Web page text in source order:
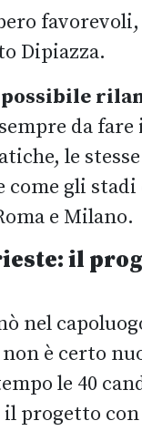
Dipiazza.
possibile
sempre da
le
come gli stadi
e Milano.
il
nel
è certo
le 40
progetto